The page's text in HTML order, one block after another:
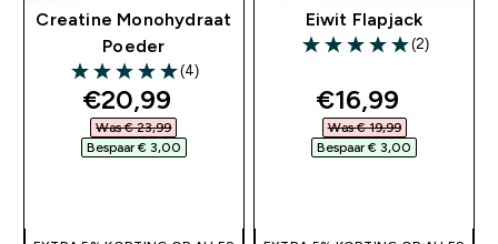
Creatine Monohydraat
Poeder
5 out of 5 stars
(4)
discounted price
€20,99‎
Was € 23,99‎
Bespaar € 3,00‎
Eiwit Flapjack
5 out of 5 stars
(2)
discounted
€16,99‎
Was € 19,99‎
Bespaar € 3,00‎